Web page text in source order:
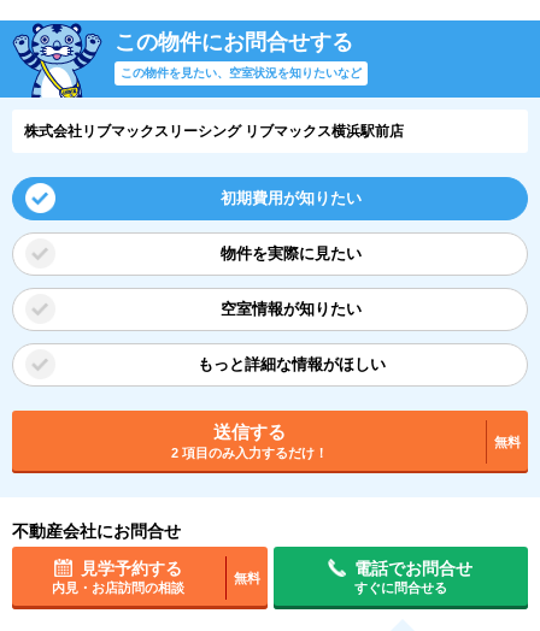
この物件にお問合せする
この物件を見たい、空室状況を知りたいなど
株式会社リブマックスリーシング リブマックス横浜駅前店
初期費用が知りたい
物件を実際に見たい
空室情報が知りたい
もっと詳細な情報がほしい
送信する
2 項目のみ入力するだけ！
無料
不動産会社にお問合せ
見学予約する
内見・お店訪問の相談
無料
電話でお問合せ
すぐに問合せる